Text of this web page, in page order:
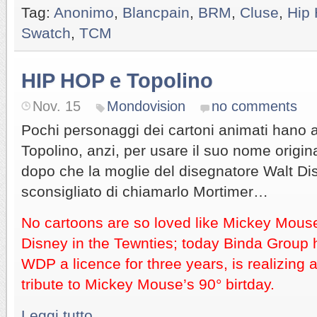
Tag: Anonimo Blancpain BRM Cluse
Hip
Swatch TCM
HIP HOP e Topolino
Nov. 15 Mondovision no comments
Pochi personaggi dei cartoni animati hano
Topolino, anzi, per usare il suo nome
dopo che la moglie del disegnatore Walt
sconsigliato di chiamarlo Mortimer…
No cartoons are so loved like Mickey
Disney in the Tewnties; today Binda Group
WDP a licence for three years, is realizing
tribute to Mickey Mouse’s 90° birtday.